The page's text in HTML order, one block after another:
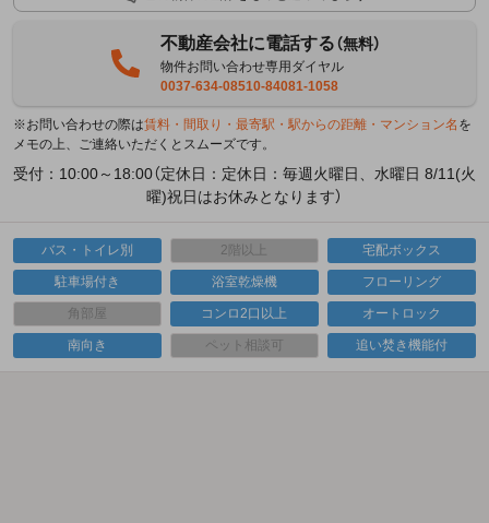
不動産会社に電話する（無料）
物件お問い合わせ専用ダイヤル
0037-634-08510-84081-1058
※お問い合わせの際は賃料・間取り・最寄駅・駅からの距離・マンション名 を
メモの上、ご連絡いただくとスムーズです。
受付：10:00～18:00（定休日：定休日：毎週火曜日、水曜日 8/11(火
曜)祝日はお休みとなります）
バス・トイレ別 2階以上 宅配ボックス
駐車場付き 浴室乾燥機 フローリング
角部屋 コンロ2口以上 オートロック
南向き ペット相談可 追い焚き機能付